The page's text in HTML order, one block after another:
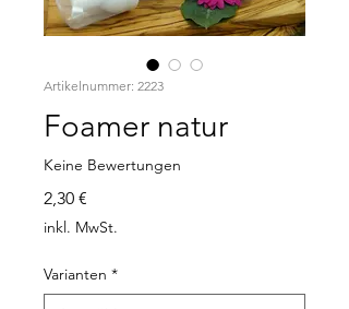
Artikelnummer: 2223
Foamer natur
Keine Bewertungen
2,30 €
inkl. MwSt.
Varianten *